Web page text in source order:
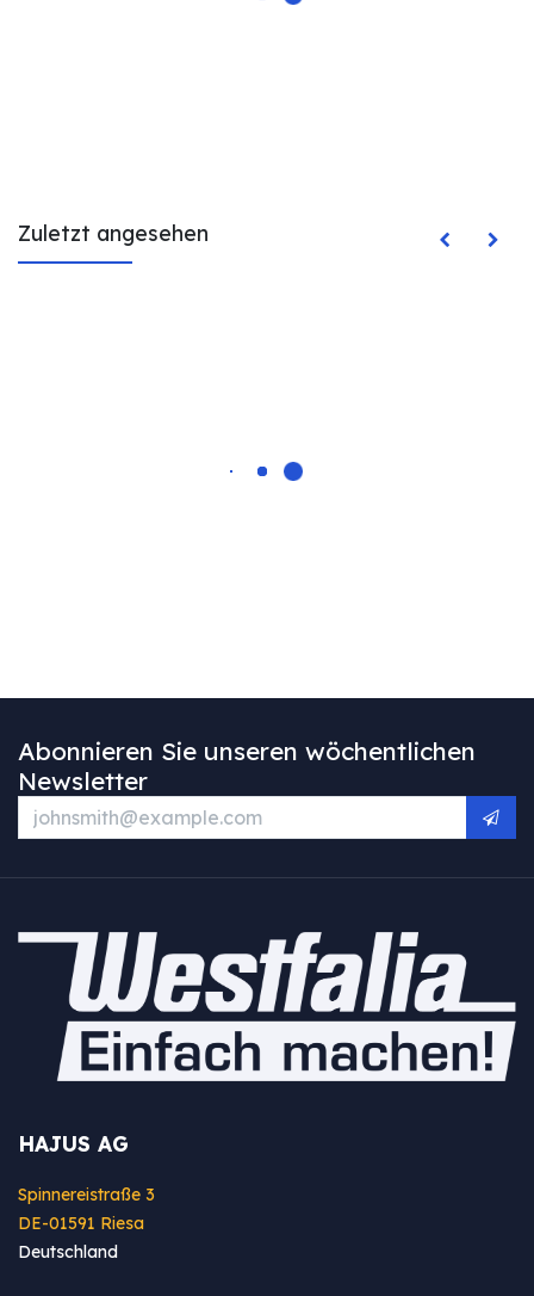
Zuletzt angesehen
Abonnieren Sie unseren wöchentlichen
Newsletter
HAJUS AG
Spinnereistraße 3
DE-01591 Riesa
Deutschland